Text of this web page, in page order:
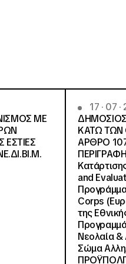
ΜΕ
ΕΣΤΙΕΣ
17 · 07
ΚΑΤΩ
ΑΡΘΡΟ
and
Corps
της
Νεολαία &
Σώμα